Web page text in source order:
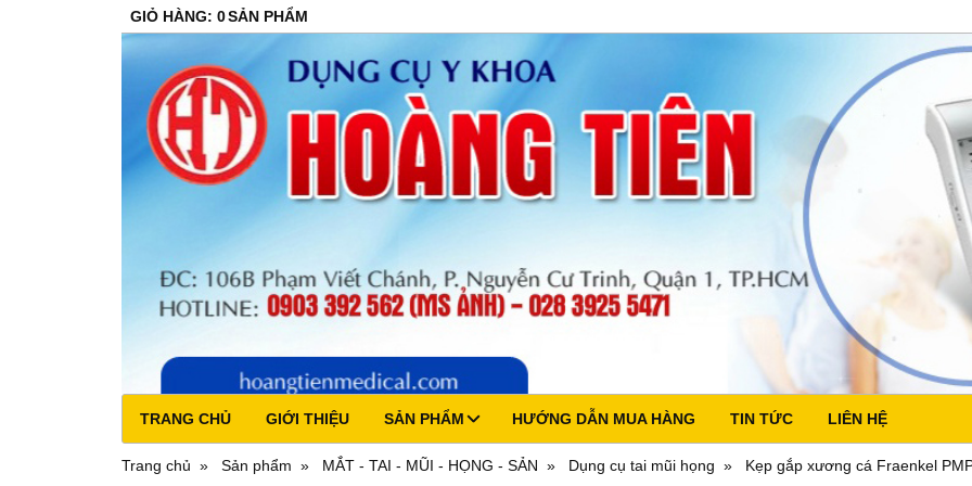
GIỎ HÀNG: 0SẢN PHẨM
TRANG CHỦ GIỚI THIỆU SẢN PHẨM HƯỚNG DẪN MUA HÀNG TIN TỨC LIÊN HỆ
Trang chủ Sản phẩm MẮT - TAI - MŨI - HỌNG - SẢN Dụng cụ tai mũi họng Kẹp gắp xương cá Fraenkel